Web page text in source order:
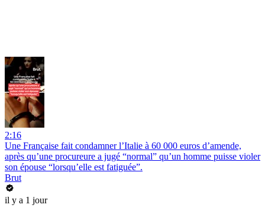
2:16
Une Française fait condamner l’Italie à 60 000 euros d’amende,
après qu’une procureure a jugé “normal” qu’un homme puisse violer
son épouse “lorsqu’elle est fatiguée”.
Brut
il y a 1 jour